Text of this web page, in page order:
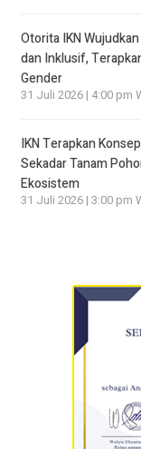
Otorita IKN
dan Inklusif,
Gender
31 Juli 2026 | 4:00 pm
IKN Terapkan
Sekadar Tanam
Ekosistem
31 Juli 2026 | 3:00 pm